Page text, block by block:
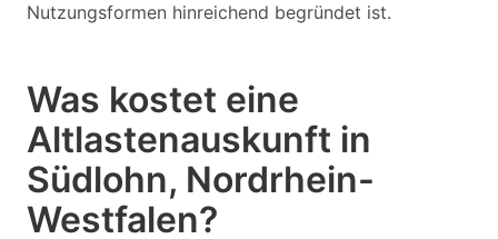
Nutzungsformen hinreichend begründet ist.
Was kostet eine
Altlastenauskunft in
Südlohn, Nordrhein-
Westfalen?